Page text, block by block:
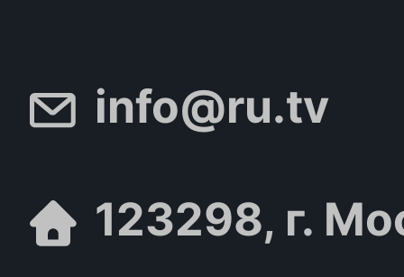
info@ru.tv
123298, г.